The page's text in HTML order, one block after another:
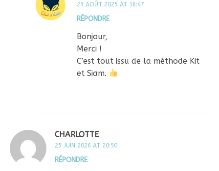
23 AOÛT 2025 AT 16:47
RÉPONDRE
Bonjour,
Merci !
C’est tout issu de la méthode Kit
et Siam.
CHARLOTTE
25 JUIN 2026 AT 20:50
RÉPONDRE